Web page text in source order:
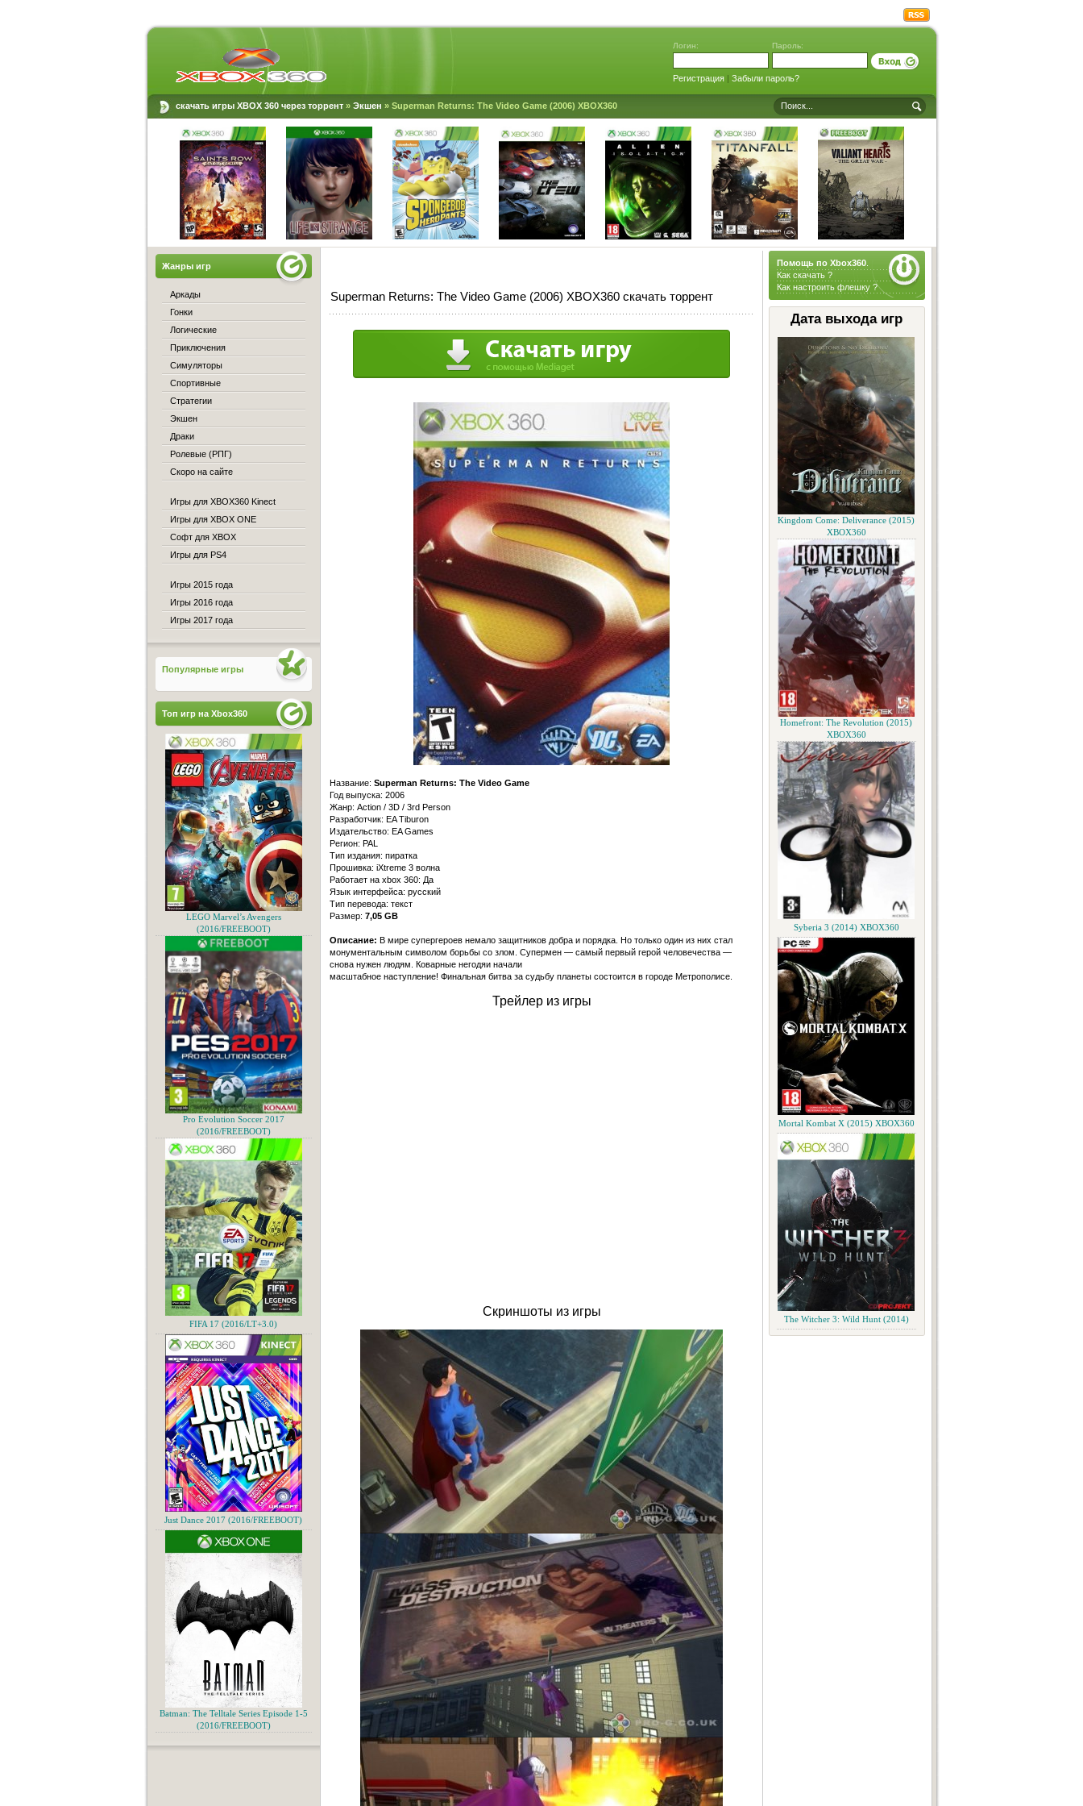
Логин: Пароль:
Регистрация| Забыли пароль?
скачать игры XBOX 360 через торрент» Экшен » Superman Returns: The Video Game (2006) XBOX360
Помощь по Xbox360.
Как скачать ?
Как настроить флешку ?
Дата выхода игр
Kingdom Come: Deliverance (2015)
XBOX360
Homefront: The Revolution (2015)
XBOX360
Syberia 3 (2014) XBOX360
Mortal Kombat X (2015) XBOX360
The Witcher 3: Wild Hunt (2014)
Superman Returns: The Video Game (2006) XBOX360 скачать торрент
Название: Superman Returns: The Video Game
Год выпуска: 2006
Жанр: Action / 3D / 3rd Person
Разработчик: EA Tiburon
Издательство: EA Games
Регион: PAL
Тип издания: пиратка
Прошивка: iXtreme 3 волна
Работает на xbox 360: Да
Язык интерфейса: русский
Тип перевода: текст
Размер: 7,05 GB
Описание: В мире супергероев немало защитников добра и порядка. Но только один из них стал
монументальным символом борьбы со злом. Супермен — самый первый герой человечества —
снова нужен людям. Коварные негодяи начали
масштабное наступление! Финальная битва за судьбу планеты состоится в городе Метрополисе.
Трейлер из игры
Скриншоты из игры
Жанры игр
Аркады
Гонки
Логические
Приключения
Симуляторы
Спортивные
Стратегии
Экшен
Драки
Ролевые (РПГ)
Скоро на сайте
Игры для XBOX360 Kinect
Игры для XBOX ONE
Софт для XBOX
Игры для PS4
Игры 2015 года
Игры 2016 года
Игры 2017 года
Популярные игры
Топ игр на Xbox360
LEGO Marvel’s Avengers
(2016/FREEBOOT)
Pro Evolution Soccer 2017
(2016/FREEBOOT)
FIFA 17 (2016/LT+3.0)
Just Dance 2017 (2016/FREEBOOT)
Batman: The Telltale Series Episode 1-5
(2016/FREEBOOT)